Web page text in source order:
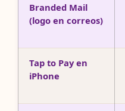
Branded Mail
(logo en correos)
Tap to Pay en
iPhone